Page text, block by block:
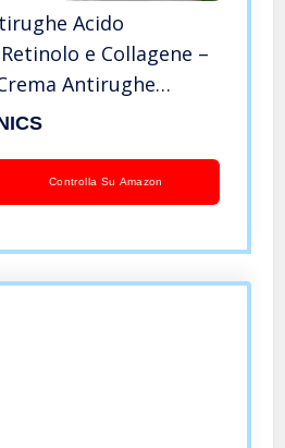
Acido
e Collagene –
Antirughe
Rughe, Macchie
Rassodante 50ml
Controlla Su Amazon